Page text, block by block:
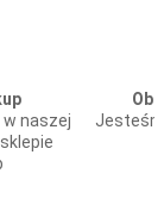
w naszej